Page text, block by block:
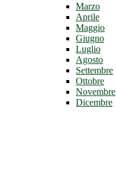
Marzo
Aprile
Maggio
Giugno
Luglio
Agosto
Settembre
Ottobre
Novembre
Dicembre